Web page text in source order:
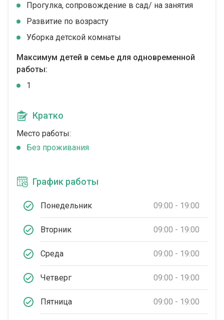
Прогулка, сопровождение в сад/ на занятия
Развитие по возрасту
Уборка детской комнаты
Максимум детей в семье для одновременной
работы:
1
Кратко
Место работы:
Без проживания
График работы
Понедельник 09:00 - 19:00
Вторник 09:00 - 19:00
Среда 09:00 - 19:00
Четверг 09:00 - 19:00
Пятница 09:00 - 19:00